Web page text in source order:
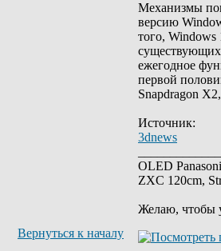
Механизмы
версию
того, Windows
существующих
ежегодное
первой
Snapdragon
Источник:
3dnews
OLED
ZXC 120cm,
Желаю, чтобы
Вернуться к началу